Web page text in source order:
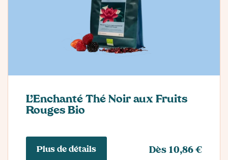
L’Enchanté Thé Noir aux Fruits
Rouges Bio
Plus de détails Dès 10,86 €